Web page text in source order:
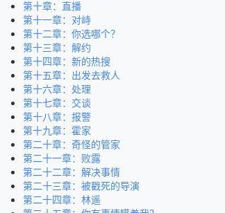
第十章：直播
第十一章：对峙
第十二章：你选哪个？
第十三章：解约
第十四章：新的热搜
第十五章：出发去救人
第十六章：处理
第十七章：交谈
第十八章：报警
第十九章：霍家
第二十章：奇怪的管家
第二十一章：败露
第二十二章：解决事情
第二十三章：被戳死的导演
第二十四章：林遥